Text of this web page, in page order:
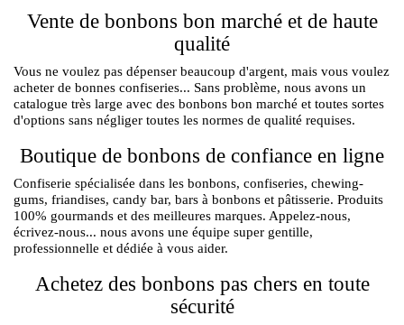
Vente de bonbons bon marché et de haute
qualité
Vous ne voulez pas dépenser beaucoup d'argent, mais vous voulez
acheter de bonnes confiseries... Sans problème, nous avons un
catalogue très large avec des bonbons bon marché et toutes sortes
d'options sans négliger toutes les normes de qualité requises.
Boutique de bonbons de confiance en ligne
Confiserie spécialisée dans les bonbons, confiseries, chewing-
gums, friandises, candy bar, bars à bonbons et pâtisserie. Produits
100% gourmands et des meilleures marques. Appelez-nous,
écrivez-nous... nous avons une équipe super gentille,
professionnelle et dédiée à vous aider.
Achetez des bonbons pas chers en toute
sécurité